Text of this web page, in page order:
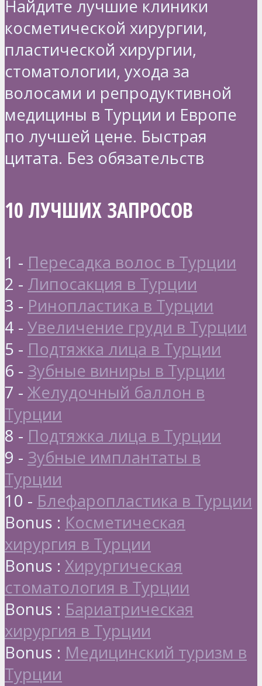
Найдите лучшие клиники
косметической хирургии,
пластической хирургии,
стоматологии, ухода за
волосами и репродуктивной
медицины в Турции и Европе
по лучшей цене. Быстрая
цитата. Без обязательств
10 ЛУЧШИХ ЗАПРОСОВ
1 - Пересадка волос в Турции
2 - Липосакция в Турции
3 - Ринопластика в Турции
4 - Увеличение груди в Турции
5 - Подтяжка лица в Турции
6 - Зубные виниры в Турции
7 - Желудочный баллон в
Турции
8 - Подтяжка лица в Турции
9 - Зубные имплантаты в
Турции
10 - Блефаропластика в Турции
Bonus : Косметическая
хирургия в Турции
Bonus : Хирургическая
стоматология в Турции
Bonus : Бариатрическая
хирургия в Турции
Bonus : Медицинский туризм в
Турции